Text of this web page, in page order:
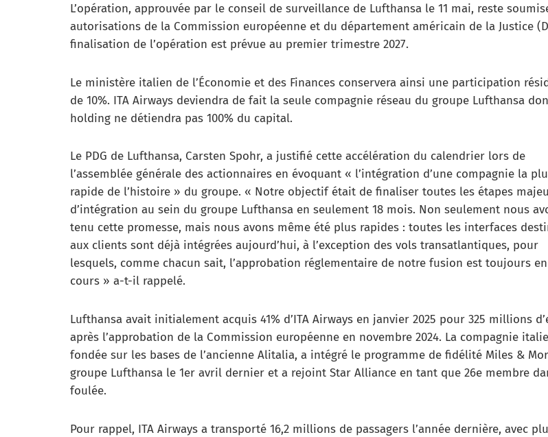
L’opération, approuvée par le conseil de surveillance de Lufthansa le 11 mai, reste
autorisations de la Commission européenne et du département américain de la Justice
finalisation de l’opération est prévue au premier trimestre 2027.
Le ministère italien de l’Économie et des Finances conservera ainsi une participation
de 10%. ITA Airways deviendra de fait la seule compagnie réseau du groupe Lufthansa
holding ne détiendra pas 100% du capital.
Le PDG de Lufthansa, Carsten Spohr, a justifié cette accélération du calendrier lors de
l’assemblée générale des actionnaires en évoquant « l’intégration d’une compagnie la
rapide de l’histoire » du groupe. « Notre objectif était de finaliser toutes les étapes
d’intégration au sein du groupe Lufthansa en seulement 18 mois. Non seulement nous
tenu cette promesse, mais nous avons même été plus rapides : toutes les interfaces
aux clients sont déjà intégrées aujourd’hui, à l’exception des vols transatlantiques, pour
lesquels, comme chacun sait, l’approbation réglementaire de notre fusion est toujours en
cours » a-t-il rappelé.
Lufthansa avait initialement acquis 41% d’ITA Airways en janvier 2025 pour 325 millions
après l’approbation de la Commission européenne en novembre 2024. La compagnie
fondée sur les bases de l’ancienne Alitalia, a intégré le programme de fidélité Miles &
groupe Lufthansa le 1er avril dernier et a rejoint Star Alliance en tant que 26e membre
foulée.
Pour rappel, ITA Airways a transporté 16,2 millions de passagers l’année dernière, avec